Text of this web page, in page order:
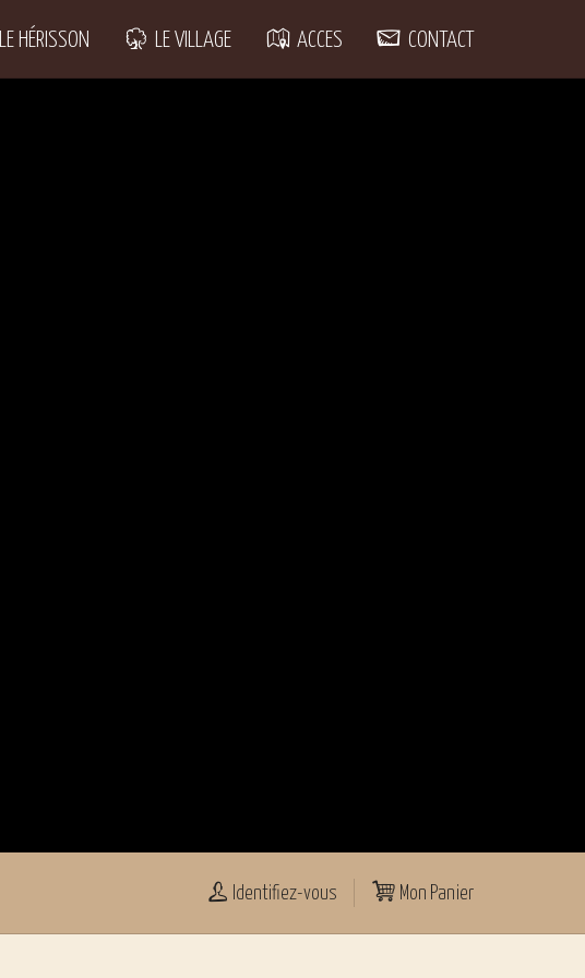
LE HÉRISSON LE VILLAGE ACCES CONTACT
Identifiez-vous Mon Panier